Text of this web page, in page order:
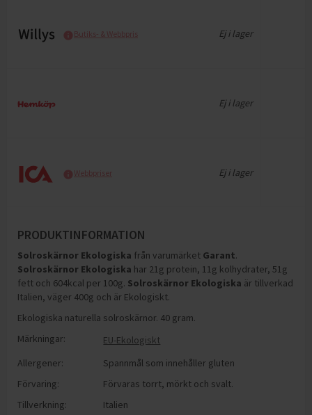
Butiks- & Webbpris Ej i lager
Ej i lager
Webbpriser Ej i lager
PRODUKTINFORMATION
Solroskärnor Ekologiska från varumärket Garant.
Solroskärnor Ekologiska har 21g protein, 11g kolhydrater, 51g
fett och 604kcal per 100g. Solroskärnor Ekologiska är tillverkad
Italien, väger 400g och är Ekologiskt.
Ekologiska naturella solroskärnor. 40 gram.
Märkningar:
EU-Ekologiskt
Allergener:
Spannmål som innehåller gluten
Förvaring:
Förvaras torrt, mörkt och svalt.
Tillverkning:
Italien